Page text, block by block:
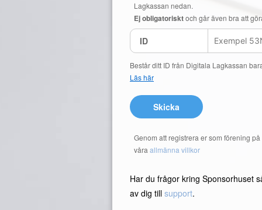
Lagkassan nedan.
Ej obligatorisktoch går även bra att
ID
Består ditt ID från Digitala Lagkassan
Läs här
Skicka
Genom att registrera er som förening
våra allmänna villkor
Har du frågor kring Sponsorhuset
av dig till support.